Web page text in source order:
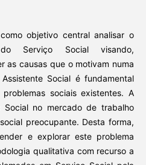
objetivo central analisar o
Serviço Social visando,
as causas que o motivam numa
Social é fundamental
sociais existentes. A
Social no mercado de trabalho
preocupante. Desta forma,
e explorar este problema
qualitativa com recurso a